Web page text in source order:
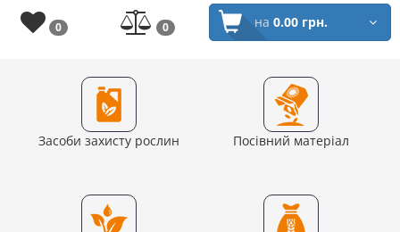
0 0 на 0.00 грн.
Засоби захисту рослин Посівний матеріал